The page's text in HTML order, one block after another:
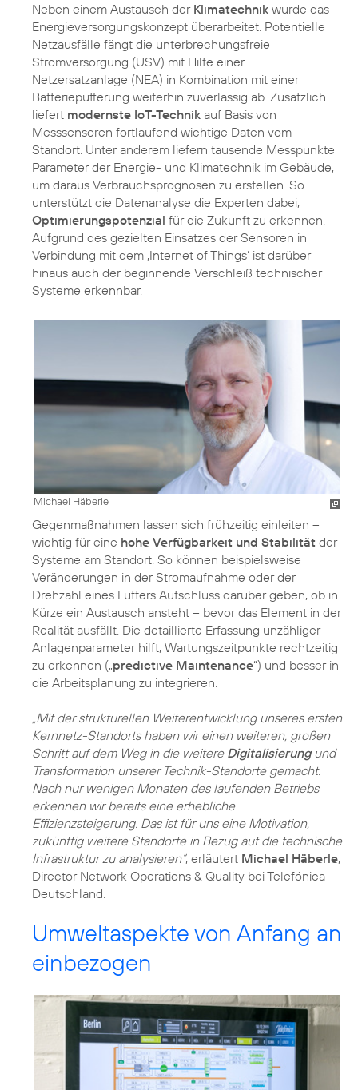
Neben einem Austausch der Klimatechnik wurde das
Energieversorgungskonzept überarbeitet. Potentielle
Netzausfälle fängt die unterbrechungsfreie
Stromversorgung (USV) mit Hilfe einer
Netzersatzanlage (NEA) in Kombination mit einer
Batteriepufferung weiterhin zuverlässig ab. Zusätzlich
liefert modernste IoT-Technik auf Basis von
Messsensoren fortlaufend wichtige Daten vom
Standort. Unter anderem liefern tausende Messpunkte
Parameter der Energie- und Klimatechnik im Gebäude,
um daraus Verbrauchsprognosen zu erstellen. So
unterstützt die Datenanalyse die Experten dabei,
Optimierungspotenzial für die Zukunft zu erkennen.
Aufgrund des gezielten Einsatzes der Sensoren in
Verbindung mit dem ‚Internet of Things‘ ist darüber
hinaus auch der beginnende Verschleiß technischer
Systeme erkennbar.
Michael Häberle
Gegenmaßnahmen lassen sich frühzeitig einleiten –
wichtig für eine hohe Verfügbarkeit und Stabilität der
Systeme am Standort. So können beispielsweise
Veränderungen in der Stromaufnahme oder der
Drehzahl eines Lüfters Aufschluss darüber geben, ob in
Kürze ein Austausch ansteht – bevor das Element in der
Realität ausfällt. Die detaillierte Erfassung unzähliger
Anlagenparameter hilft, Wartungszeitpunkte rechtzeitig
zu erkennen („predictive Maintenance“) und besser in
die Arbeitsplanung zu integrieren.
„Mit der strukturellen Weiterentwicklung unseres ersten
Kernnetz-Standorts haben wir einen weiteren, großen
Schritt auf dem Weg in die weitere Digitalisierungund
Transformation unserer Technik-Standorte gemacht.
Nach nur wenigen Monaten des laufenden Betriebs
erkennen wir bereits eine erhebliche
Effizienzsteigerung. Das ist für uns eine Motivation,
zukünftig weitere Standorte in Bezug auf die technische
Infrastruktur zu analysieren“, erläutert Michael Häberle,
Director Network Operations & Quality bei Telefónica
Deutschland.
Umweltaspekte von Anfang an
einbezogen